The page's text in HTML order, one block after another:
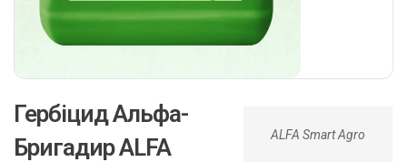
ALFA Smart Agro
Гербіцид Альфа-
Бригадир ALFA